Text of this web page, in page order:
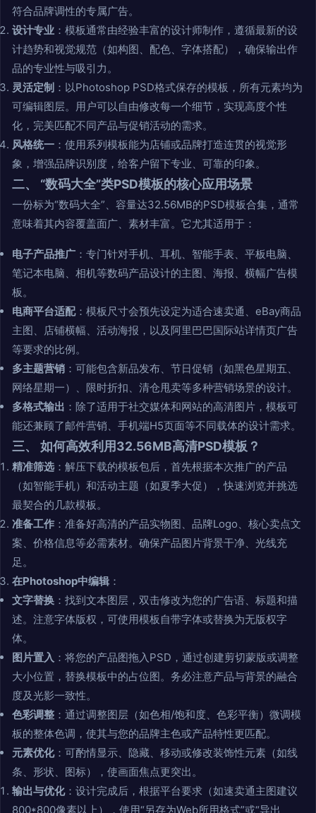
符合品牌调性的专属广告。
设计专业 ：模板通常由经验丰富的设计师制作，遵循最新的设
计趋势和视觉规范（如构图、配色、字体搭配），确保输出作
品的专业性与吸引力。
灵活定制 ：以Photoshop PSD格式保存的模板，所有元素均为
可编辑图层。用户可以自由修改每一个细节，实现高度个性
化，完美匹配不同产品与促销活动的需求。
风格统一 ：使用系列模板能为店铺或品牌打造连贯的视觉形
象，增强品牌识别度，给客户留下专业、可靠的印象。
二、 “数码大全”类PSD模板的核心应用场景
一份标为“数码大全”、容量达32.56MB的PSD模板合集，通常
意味着其内容覆盖面广、素材丰富。它尤其适用于：
电子产品推广 ：专门针对手机、耳机、智能手表、平板电脑、
笔记本电脑、相机等数码产品设计的主图、海报、横幅广告模
板。
电商平台适配：模板尺寸会预先设定为适合速卖通、eBay商品
主图、店铺横幅、活动海报，以及阿里巴巴国际站详情页广告
等要求的比例。
多主题营销 ：可能包含新品发布、节日促销（如黑色星期五、
网络星期一）、限时折扣、清仓甩卖等多种营销场景的设计。
多格式输出 ：除了适用于社交媒体和网站的高清图片，模板可
能还兼顾了邮件营销、手机端H5页面等不同载体的设计需求。
三、 如何高效利用32.56MB高清PSD模板？
精准筛选 ：解压下载的模板包后，首先根据本次推广的产品
（如智能手机）和活动主题（如夏季大促），快速浏览并挑选
最契合的几款模板。
准备工作 ：准备好高清的产品实物图、品牌Logo、核心卖点文
案、价格信息等必需素材。确保产品图片背景干净、光线充
足。
在Photoshop中编辑 ：
文字替换 ：找到文本图层，双击修改为您的广告语、标题和描
述。注意字体版权，可使用模板自带字体或替换为无版权字
体。
图片置入 ：将您的产品图拖入PSD，通过创建剪切蒙版或调整
大小位置，替换模板中的占位图。务必注意产品与背景的融合
度及光影一致性。
色彩调整 ：通过调整图层（如色相/饱和度、色彩平衡）微调模
板的整体色调，使其与您的品牌主色或产品特性更匹配。
元素优化：可酌情显示、隐藏、移动或修改装饰性元素（如线
条、形状、图标），使画面焦点更突出。
输出与优化：设计完成后，根据平台要求（如速卖通主图建议
800*800像素以上），使用“另存为Web所用格式”或“导出